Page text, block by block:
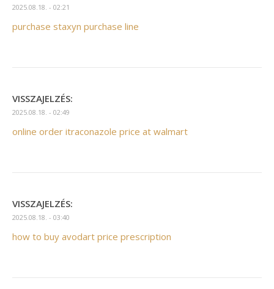
2025.08.18. - 02:21
purchase staxyn purchase line
VISSZAJELZÉS:
2025.08.18. - 02:49
online order itraconazole price at walmart
VISSZAJELZÉS:
2025.08.18. - 03:40
how to buy avodart price prescription